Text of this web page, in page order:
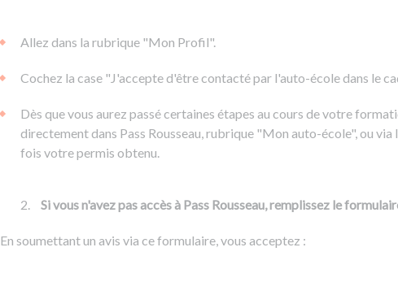
Allez dans la rubrique "Mon Profil".
Cochez la case "J'accepte d'être contacté par l'auto-école dans le
Dès que vous aurez passé certaines étapes au cours de votre
directement dans Pass Rousseau, rubrique "Mon auto-école", ou
fois votre permis obtenu.
Si vous n'avez pas accès à Pass Rousseau, remplissez le
En soumettant un avis via ce formulaire, vous acceptez :